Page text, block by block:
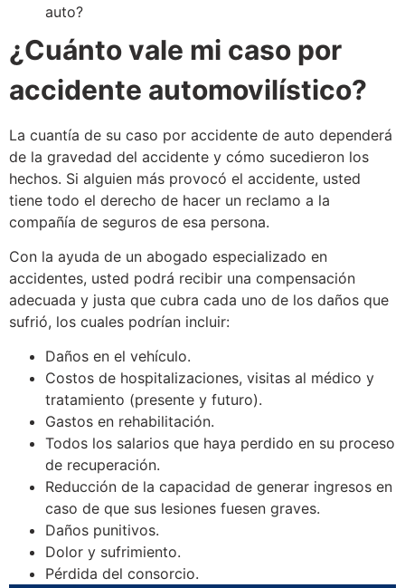
auto?
¿Cuánto vale mi caso por
accidente automovilístico?
La cuantía de su caso por accidente de auto dependerá
de la gravedad del accidente y cómo sucedieron los
hechos. Si alguien más provocó el accidente, usted
tiene todo el derecho de hacer un reclamo a la
compañía de seguros de esa persona.
Con la ayuda de un abogado especializado en
accidentes, usted podrá recibir una compensación
adecuada y justa que cubra cada uno de los daños que
sufrió, los cuales podrían incluir:
Daños en el vehículo.
Costos de hospitalizaciones, visitas al médico y
tratamiento (presente y futuro).
Gastos en rehabilitación.
Todos los salarios que haya perdido en su proceso
de recuperación.
Reducción de la capacidad de generar ingresos en
caso de que sus lesiones fuesen graves.
Daños punitivos.
Dolor y sufrimiento.
Pérdida del consorcio.